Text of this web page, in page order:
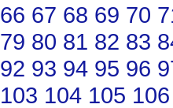
66 67 68 69 70
79 80 81 82 83
92 93 94 95 96
103 104 105 106